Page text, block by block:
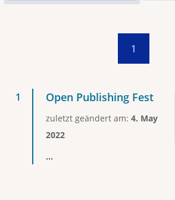
1
Open Publishing Fest
zuletzt geändert am: 4. May
2022
...